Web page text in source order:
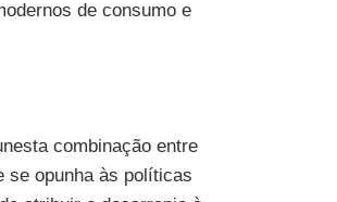
de consumo e
combinação entre
se opunha às políticas